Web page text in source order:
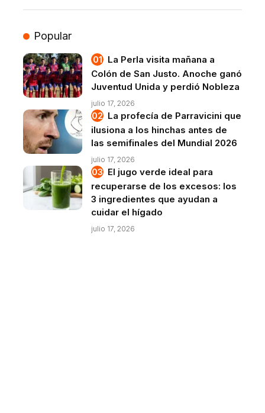
Popular
La Perla visita mañana a
Colón de San Justo. Anoche ganó
Juventud Unida y perdió Nobleza
julio 17, 2026
La profecía de Parravicini que
ilusiona a los hinchas antes de
las semifinales del Mundial 2026
julio 17, 2026
El jugo verde ideal para
recuperarse de los excesos: los
3 ingredientes que ayudan a
cuidar el hígado
julio 17, 2026